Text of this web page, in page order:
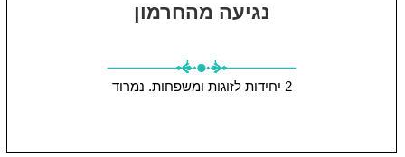
נגיעה מהחרמון
2 יחידות לזוגות ומשפחות. נמרוד